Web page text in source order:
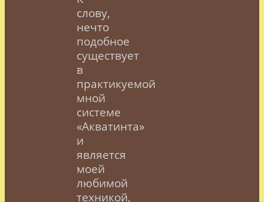
слову,
нечто
подобное
существует
в
практикуемой
мной
системе
«Акватинта»
и
является
моей
любимой
техникой,